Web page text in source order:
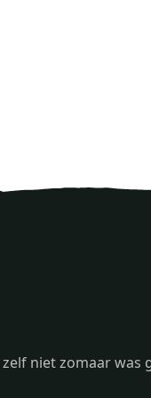
niet zomaar was